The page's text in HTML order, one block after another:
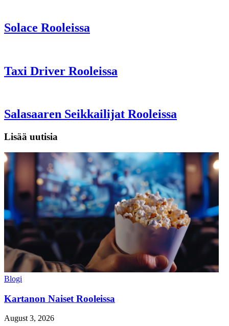
Solace Rooleissa
Taxi Driver Rooleissa
Salasaaren Seikkailijat Rooleissa
Lisää uutisia
Blogi
Kartanon Naiset Rooleissa
August 3, 2026